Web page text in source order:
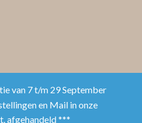
van 7 t/m 29 September
en Mail in onze
afgehandeld ***